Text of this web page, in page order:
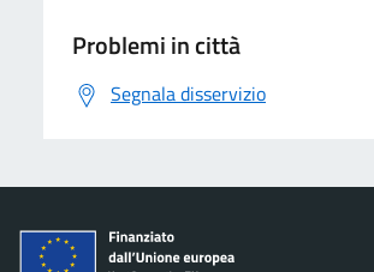
Problemi in città
Segnala disservizio